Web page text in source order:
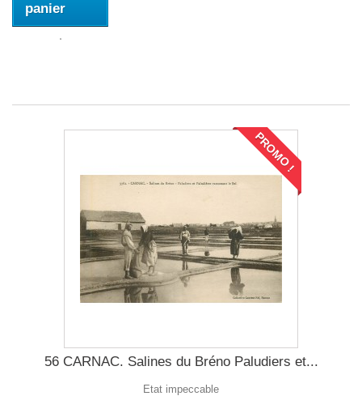
panier
PROMO !
56 CARNAC. Salines du Bréno Paludiers et...
Etat impeccable